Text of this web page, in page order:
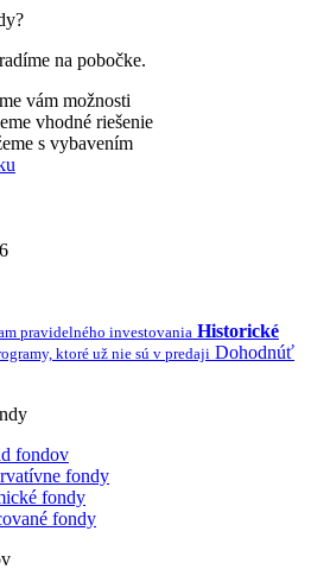
na pobočke.
vám možnosti
vhodné riešenie
s vybavením
pravidelného investovania Historické
ktoré už nie sú v predaji Dohodnúť
fondov
fondy
fondy
fondy